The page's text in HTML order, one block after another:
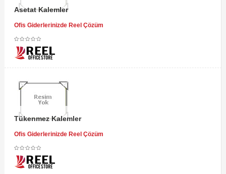
Asetat Kalemler
Ofis Giderlerinizde Reel Çözüm
Tükenmez Kalemler
Ofis Giderlerinizde Reel Çözüm